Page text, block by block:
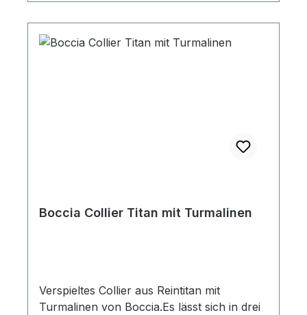
Boccia Collier Titan mit Turmalinen
Verspieltes Collier aus Reintitan mit
Turmalinen von Boccia.Es lässt sich in drei